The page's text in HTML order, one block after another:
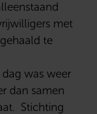
met
te
was weer
dan samen
Stichting